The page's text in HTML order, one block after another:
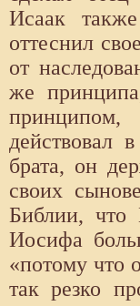
Исаак
оттеснил
от
же
действовал
брата, он
своих
Библии, что
Иосифа
«потому что
так резко